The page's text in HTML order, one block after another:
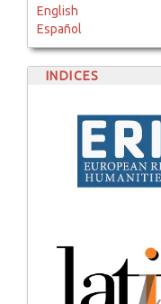
English
Español
INDICES